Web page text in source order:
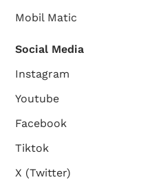
Mobil Matic
Social Media
Instagram
Youtube
Facebook
Tiktok
X (Twitter)